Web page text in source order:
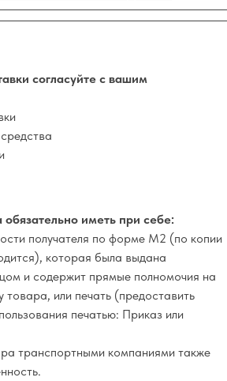
согласуйте с вашим
иметь при себе:
получателя по форме М2 (по копии
которая была выдана
и содержит прямые полномочия на
товара, или печать (предоставить
печатью: Приказ или
транспортными компаниями также